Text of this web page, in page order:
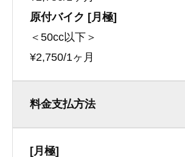
原付バイク [月極]
＜50cc以下＞
¥2,750/1ヶ月
料金支払方法
[月極]